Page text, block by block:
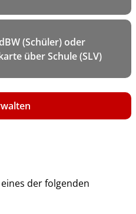
(Schüler) oder
über Schule (SLV)
der folgenden